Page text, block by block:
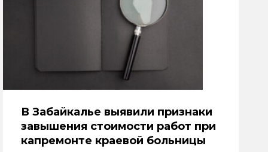
В Забайкалье выявили признаки
завышения стоимости работ при
капремонте краевой больницы